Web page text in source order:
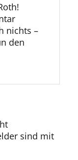
nichts –
den
sind mit